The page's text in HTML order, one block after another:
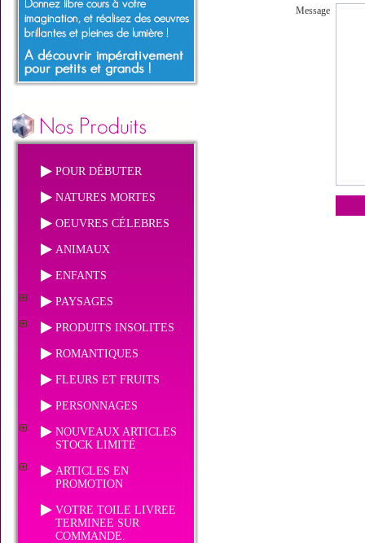
POUR DÉBUTER
NATURES MORTES
OEUVRES CÉLEBRES
ANIMAUX
ENFANTS
PAYSAGES
PRODUITS INSOLITES
ROMANTIQUES
FLEURS ET FRUITS
PERSONNAGES
NOUVEAUX ARTICLES
STOCK LIMITÉ
ARTICLES EN
PROMOTION
VOTRE TOILE LIVREE
TERMINEE SUR
COMMANDE.
Message